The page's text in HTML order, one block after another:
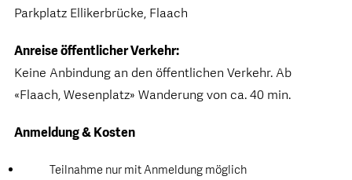
Parkplatz Ellikerbrücke, Flaach
Anreise öffentlicher Verkehr:
Keine Anbindung an den öffentlichen Verkehr. Ab
«Flaach, Wesenplatz» Wanderung von ca. 40 min.
Anmeldung & Kosten
Teilnahme nur mit Anmeldung möglich